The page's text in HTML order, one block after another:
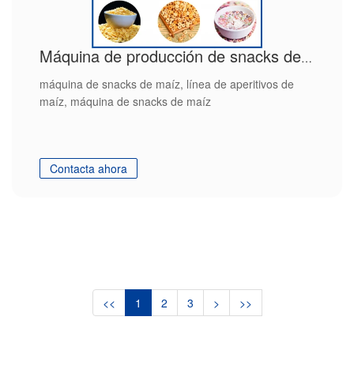
Máquina de producción de snacks de maíz de alta eficiencia
máquina de snacks de maíz, línea de aperitivos de
maíz, máquina de snacks de maíz
Contacta ahora
<< 1 2 3 > >>